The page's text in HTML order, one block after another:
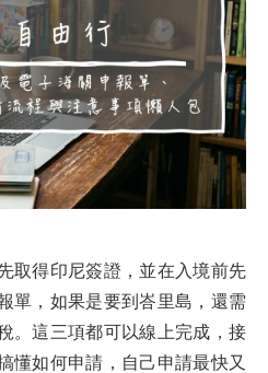
取得印尼簽證，並在入境前先
單，如果是要到峇里島，還需
。這三項都可以線上完成，接
懂如何申請，自己申請最快又